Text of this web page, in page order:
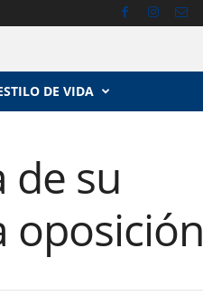
DE VIDA
de su
oposición